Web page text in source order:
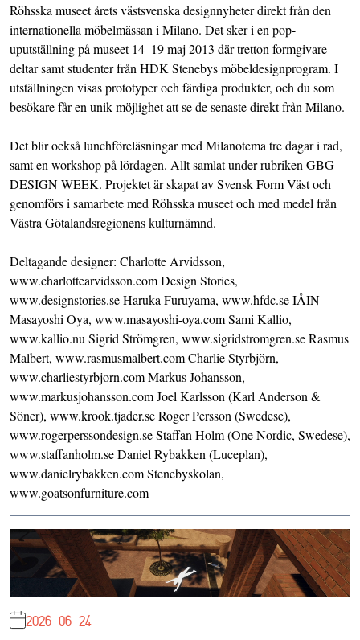
Röhsska museet årets västsvenska designnyheter direkt från den
internationella möbelmässan i Milano. Det sker i en pop-
uputställning på museet 14–19 maj 2013 där tretton formgivare
deltar samt studenter från HDK Stenebys möbeldesignprogram. I
utställningen visas prototyper och färdiga produkter, och du som
besökare får en unik möjlighet att se de senaste direkt från Milano.
Det blir också lunchföreläsningar med Milanotema tre dagar i rad,
samt en workshop på lördagen. Allt samlat under rubriken GBG
DESIGN WEEK. Projektet är skapat av Svensk Form Väst och
genomförs i samarbete med Röhsska museet och med medel från
Västra Götalandsregionens kulturnämnd.
Deltagande designer: Charlotte Arvidsson,
www.charlottearvidsson.com Design Stories,
www.designstories.se Haruka Furuyama, www.hfdc.se IÅIN
Masayoshi Oya, www.masayoshi-oya.com Sami Kallio,
www.kallio.nu Sigrid Strömgren, www.sigridstromgren.se Rasmus
Malbert, www.rasmusmalbert.com Charlie Styrbjörn,
www.charliestyrbjorn.com Markus Johansson,
www.markusjohansson.com Joel Karlsson (Karl Anderson &
Söner), www.krook.tjader.se Roger Persson (Swedese),
www.rogerperssondesign.se Staffan Holm (One Nordic, Swedese),
www.staffanholm.se Daniel Rybakken (Luceplan),
www.danielrybakken.com Stenebyskolan,
www.goatsonfurniture.com
2026-06-24